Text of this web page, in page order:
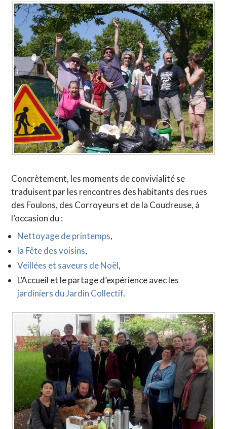
Concrètement, les moments de convivialité se
traduisent par les rencontres des habitants des rues
des Foulons, des Corroyeurs et de la Coudreuse, à
l’occasion du :
Nettoyage de printemps,
la Fête des voisins,
Veillées et saveurs de Noël,
L’Accueil et le partage d’expérience avec les
jardiniers du Jardin Collectif.